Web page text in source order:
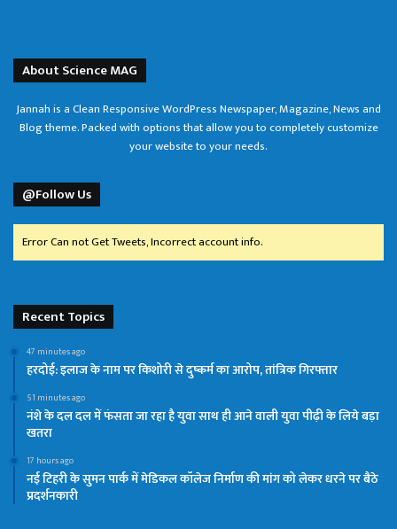
About Science MAG
Jannah is a Clean Responsive WordPress Newspaper, Magazine, News and
Blog theme. Packed with options that allow you to completely customize
your website to your needs.
@Follow Us
Error Can not Get Tweets, Incorrect account info.
Recent Topics
47 minutes ago
हरदोई: इलाज के नाम पर किशोरी से दुष्कर्म का आरोप, तांत्रिक गिरफ्तार
51 minutes ago
नंशे के दल दल में फंसता जा रहा है युवा साथ ही आने वाली युवा पीढ़ी के लिये बड़ा
खतरा
17 hours ago
नई टिहरी के सुमन पार्क में मेडिकल कॉलेज निर्माण की मांग को लेकर धरने पर बैठे
प्रदर्शनकारी